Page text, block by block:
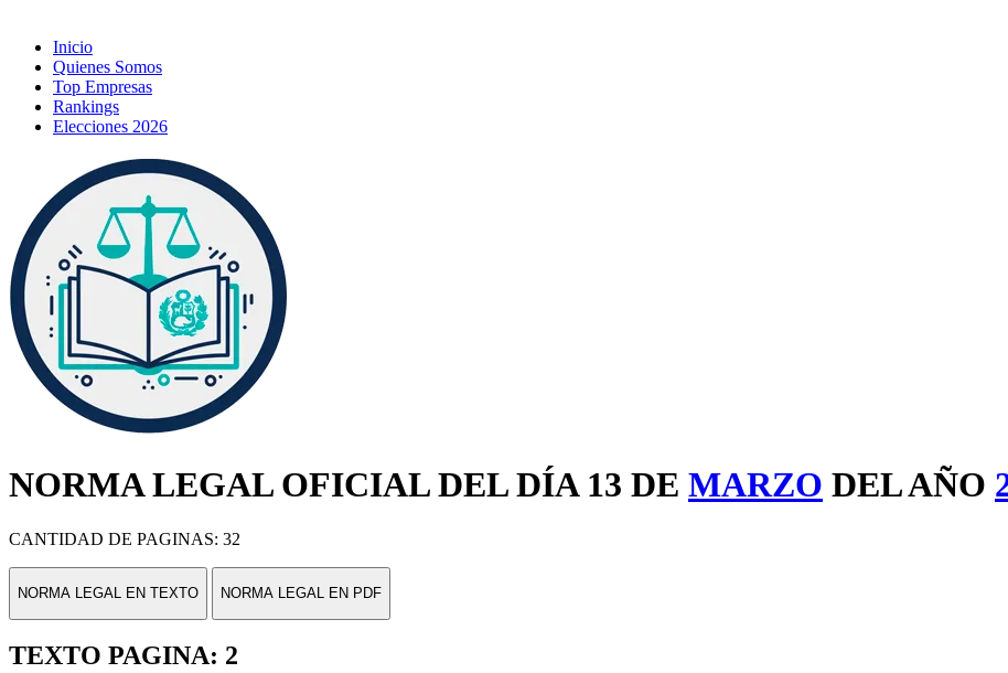
Inicio
Quienes Somos
Top Empresas
Rankings
Elecciones 2026
NORMA LEGAL OFICIAL DEL DÍA 13 DE MARZO DEL AÑO
CANTIDAD DE PAGINAS: 32
NORMA LEGAL EN TEXTO NORMA LEGAL EN PDF
TEXTO PAGINA: 2